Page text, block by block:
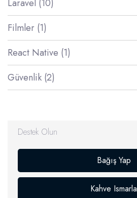
Laravel (10)
Filmler (1)
React Native (1)
Güvenlik (2)
Destek Olun
Bağış Yap
Kahve Ismarla